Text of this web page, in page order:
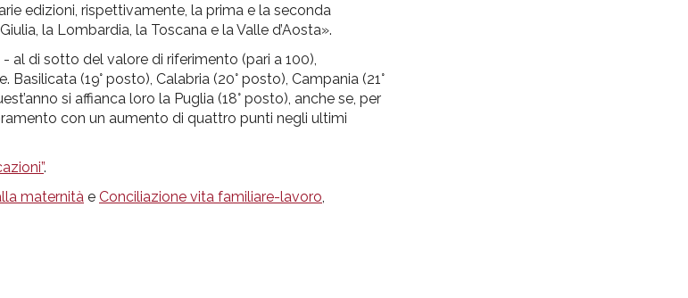
edizioni, rispettivamente, la prima e la seconda
la Lombardia, la Toscana e la Valle d’Aosta».
al di sotto del valore di riferimento (pari a 100),
(19° posto), Calabria (20° posto), Campania (21°
si affianca loro la Puglia (18° posto), anche se, per
con un aumento di quattro punti negli ultimi
.
maternità e Conciliazione vita familiare-lavoro